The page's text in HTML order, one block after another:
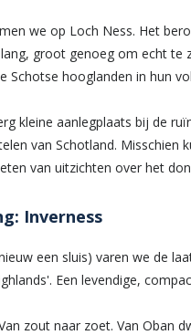
we op Loch Ness. Het
groot genoeg om echt te
Schotse hooglanden in hun
kleine aanlegplaats bij de
van Schotland. Misschien
van uitzichten over het
Inverness
een sluis) varen we de
Een levendige,
zout naar zoet. Van Oban